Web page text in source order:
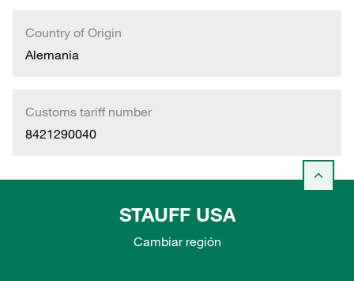
Country of Origin
Alemania
Customs tariff number
8421290040
STAUFF USA
Cambiar región